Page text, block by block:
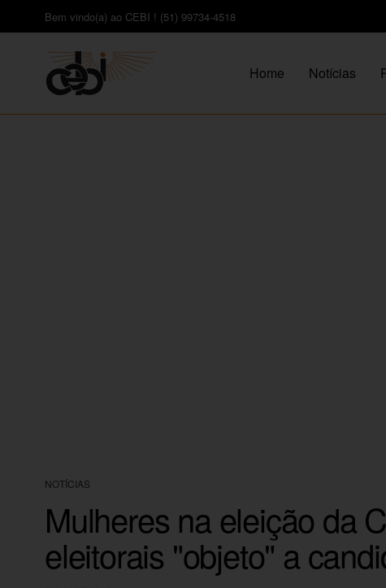
Bem vindo(a) ao CEBI ! (51) 99734-4518
Home Notícias
NOTÍCIAS
Mulheres na eleição da
eleitorais "objeto" a